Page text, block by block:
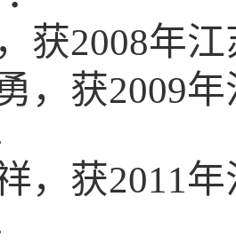
获2008年
，获2009年
，获2011年